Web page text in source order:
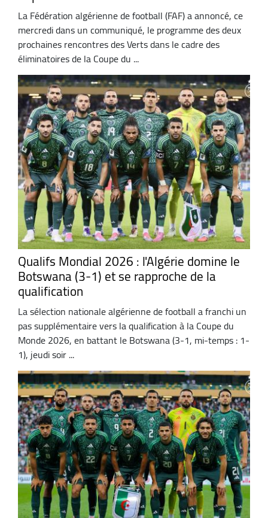
La Fédération algérienne de football (FAF) a annoncé, ce
mercredi dans un communiqué, le programme des deux
prochaines rencontres des Verts dans le cadre des
éliminatoires de la Coupe du ...
Qualifs Mondial 2026 : l'Algérie domine le
Botswana (3-1) et se rapproche de la
qualification
La sélection nationale algérienne de football a franchi un
pas supplémentaire vers la qualification à la Coupe du
Monde 2026, en battant le Botswana (3-1, mi-temps : 1-
1), jeudi soir ...